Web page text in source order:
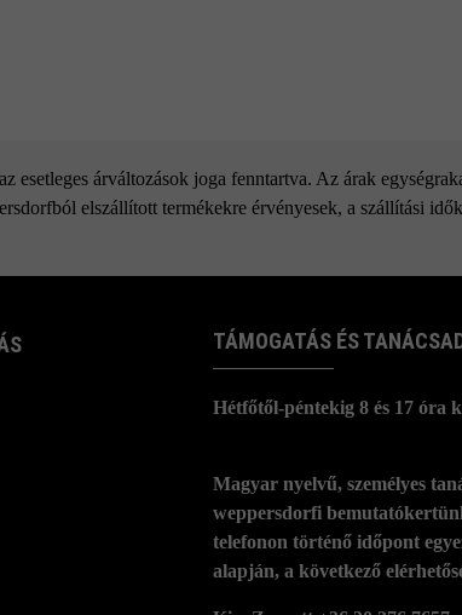
árváltozások joga fenntartva. Az árak
elszállított termékekre érvényesek, a szállítási
TÁMOGATÁS ÉS
Hétfőtől-péntekig 8 és 17 óra
Magyar nyelvű, személyes
weppersdorfi
telefonon történő időpont
alapján, a következő